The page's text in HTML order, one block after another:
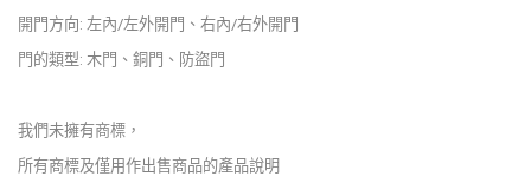
開門方向: 左內/左外開門、右內/右外開門
門的類型: 木門、銅門、防盜門
我們未擁有商標，
所有商標及僅用作出售商品的產品說明